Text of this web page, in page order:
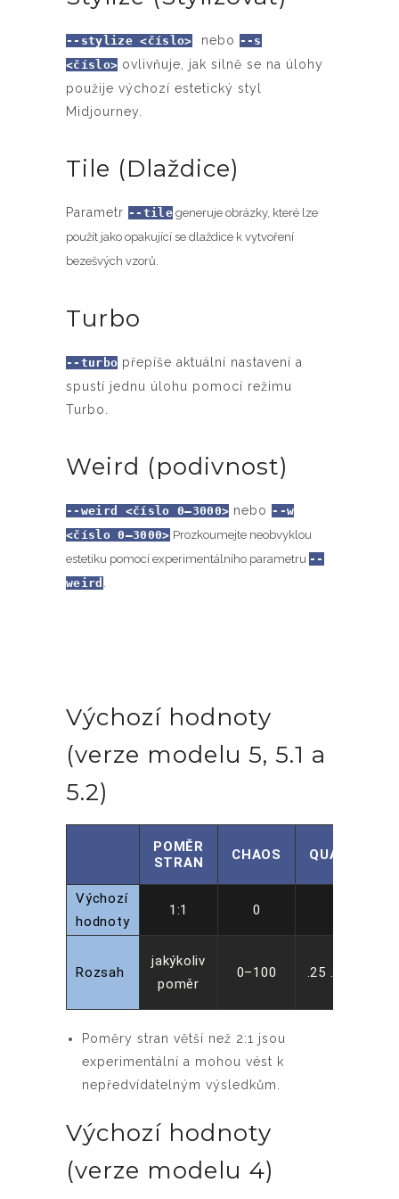
--stylize <číslo> nebo --s
<číslo> ovlivňuje, jak silně se na úlohy
použije výchozí estetický styl
Midjourney.
Tile (Dlaždice)
Parametr --tilegeneruje obrázky, které lze
použít jako opakující se dlaždice k vytvoření
bezešvých vzorů.
Turbo
--turbo přepíše aktuální nastavení a
spustí jednu úlohu pomocí režimu
Turbo.
Weird (podivnost)
--weird <číslo 0–3000> nebo --w
<číslo 0–3000> Prozkoumejte neobvyklou
estetiku pomocí experimentálního parametru --
weird
Výchozí hodnoty
(verze modelu 5, 5.1 a
5.2)
POMĚR
STRAN
CHAOS QUALITY
Výchozí
hodnoty
1:1 0
Rozsah
jakýkoliv
poměr
0–100
.25 .5, or 1
Poměry stran větší než 2:1 jsou
experimentální a mohou vést k
nepředvídatelným výsledkům.
Výchozí hodnoty
(verze modelu 4)